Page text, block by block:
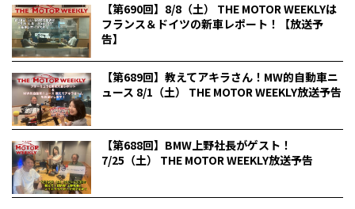
【第690回】8/8（土） THE MOTOR WEEKLYは
フランス＆ドイツの新車レポート！【放送予
告】
【第689回】教えてアキラさん！MW的自動車ニ
ュース 8/1（土） THE MOTOR WEEKLY放送予告
【第688回】BMW上野社長がゲスト！
7/25（土） THE MOTOR WEEKLY放送予告